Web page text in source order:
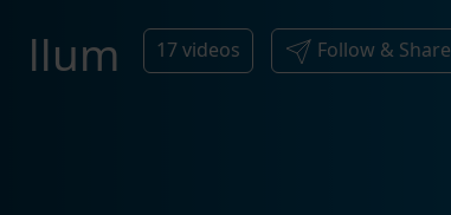
llum 17videos Follow & Share